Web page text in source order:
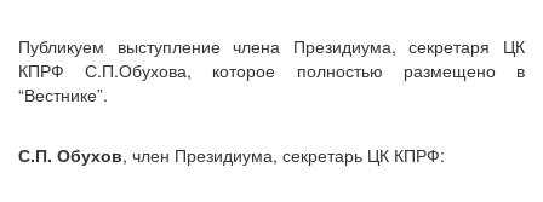
Публикуем выступление члена Президиума, секретаря ЦК
КПРФ С.П.Обухова, которое полностью размещено в
“Вестнике”.
С.П. Обухов, член Президиума, секретарь ЦК КПРФ: